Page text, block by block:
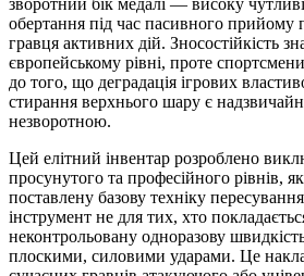
зворотний бік медалі — високу
обертання під час пасивного прийому
гравця активних дій. Зносостійкість
європейському рівні, проте
до того, що деградація ігрових
стирання верхнього шару є
незворотною.
Цей елітний інвентар розроблено
просунутого та професійного рівнів,
поставлену базову техніку
інструмент не для тих, хто
неконтрольовану одноразову
плоскими, силовими ударами. Це